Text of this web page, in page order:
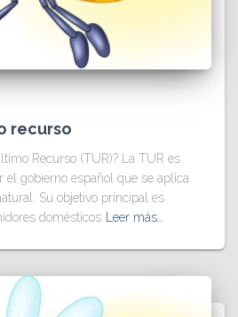
recurso
Recurso (TUR)? La TUR es
el gobierno español que se aplica
Su objetivo principal es
domésticos
Leer más…